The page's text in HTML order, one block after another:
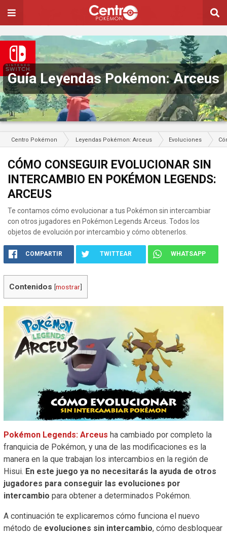
Guía Leyendas Pokémon: Arceus
Centro Pokémon Leyendas Pokémon: Arceus Evoluciones
CÓMO CONSEGUIR EVOLUCIONAR SIN
INTERCAMBIO EN POKÉMON LEGENDS:
ARCEUS
Te contamos cómo evolucionar a tus Pokémon sin intercambiar
con otros jugadores en Pokémon Legends Arceus. Todos los
objetos de evolución por intercambio y cómo obtenerlos.
COMPARTIR TWITTEAR WHATSAPP
Contenidos [mostrar]
Pokémon Legends: Arceus ha cambiado por completo la
franquicia de Pokémon, y una de las modificaciones es la
manera en la que trabajan los intercambios en la región de
Hisui. En este juego ya no necesitarás la ayuda de otros
jugadores para conseguir las evoluciones por
intercambio para obtener a determinados Pokémon.
A continuación te explicaremos cómo funciona el nuevo
método de evoluciones sin intercambio, cómo desbloquear